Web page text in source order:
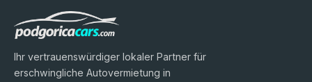
Ihr vertrauenswürdiger lokaler Partner für
erschwingliche Autovermietung in